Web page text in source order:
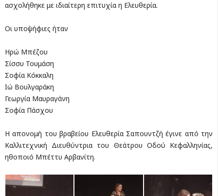
ασχολήθηκε με ιδιαίτερη επιτυχία η Ελευθερία.
Οι υποψήφιες ήταν
Ηρώ Μπέζου
Σίσσυ Τουμάση
Σοφία Κόκκαλη
Ιώ Βουλγαράκη
Γεωργία Μαυραγάνη
Σοφία Πάσχου
Η απονομή του βραβείου Ελευθερία Σαπουντζή έγινε από την
Καλλιτεχνική Διευθύντρια του Θεάτρου Οδού Κεφαλληνίας,
ηθοποιό Μπέττυ Αρβανίτη.